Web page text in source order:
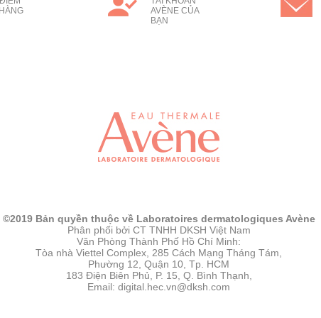
AVÈNE CỦA
BẠN
©2019 Bản quyền thuộc về Laboratoires dermatologiques Avène
Phân phối bởi CT TNHH DKSH Việt Nam
Văn Phòng Thành Phố Hồ Chí Minh:
Tòa nhà Viettel Complex, 285 Cách Mạng Tháng Tám,
Phường 12, Quận 10, Tp. HCM
183 Điện Biên Phủ, P. 15, Q. Bình Thạnh,
Email: digital.hec.vn@dksh.com